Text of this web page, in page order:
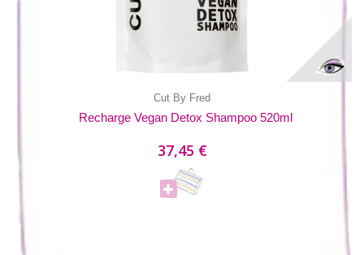
Cut By Fred
Recharge Vegan Detox Shampoo 520ml
37,45 €